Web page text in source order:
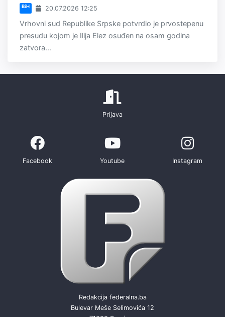
BiH 20.07.2026 12:25
Vrhovni sud Republike Srpske potvrdio je prvostepenu
presudu kojom je Ilija Elez osuđen na osam godina
zatvora...
Prijava
Facebook Youtube Instagram
Redakcija federalna.ba
Bulevar Meše Selimovića 12